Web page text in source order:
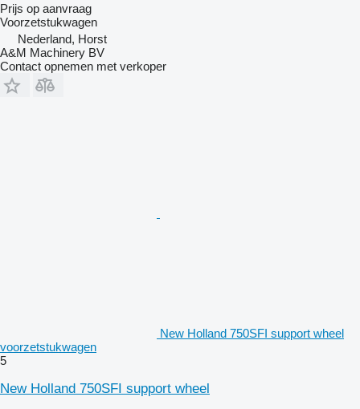
Prijs op aanvraag
Voorzetstukwagen
Nederland, Horst
A&M Machinery BV
Contact opnemen met verkoper
New Holland 750SFI support wheel
voorzetstukwagen
5
New Holland 750SFI support wheel